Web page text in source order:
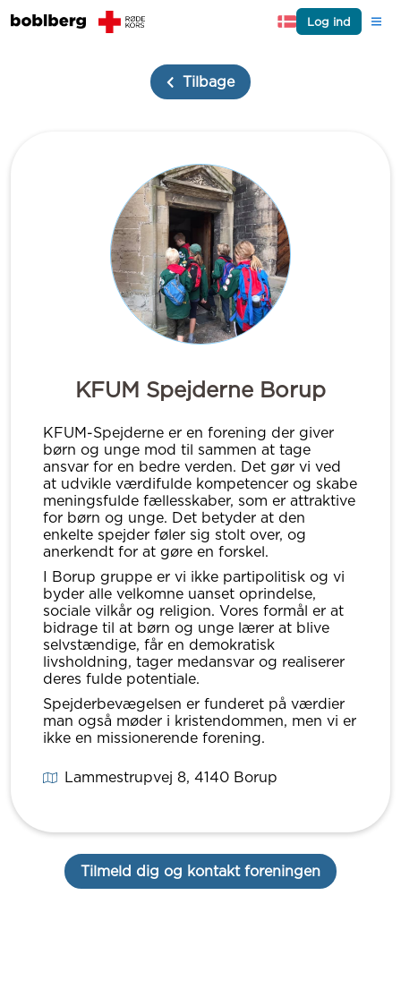
Log ind
Tilbage
KFUM Spejderne Borup
KFUM-Spejderne er en forening der giver
børn og unge mod til sammen at tage
ansvar for en bedre verden. Det gør vi ved
at udvikle værdifulde kompetencer og skabe
meningsfulde fællesskaber, som er attraktive
for børn og unge. Det betyder at den
enkelte spejder føler sig stolt over, og
anerkendt for at gøre en forskel.
I Borup gruppe er vi ikke partipolitisk og vi
byder alle velkomne uanset oprindelse,
sociale vilkår og religion. Vores formål er at
bidrage til at børn og unge lærer at blive
selvstændige, får en demokratisk
livsholdning, tager medansvar og realiserer
deres fulde potentiale.
Spejderbevægelsen er funderet på værdier
man også møder i kristendommen, men vi er
ikke en missionerende forening.
Lammestrupvej 8, 4140Borup
Tilmeld dig og kontakt foreningen